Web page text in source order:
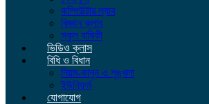
কম্পিউটার ল্যাব
বিজ্ঞান ক্লাব
স্কুল বাষিকী
ভিডিও ক্লাস
বিধি ও বিধান
নিয়ম-কানুন ও শৃঙ্খলা
ইউনিফর্ম
যোগাযোগ